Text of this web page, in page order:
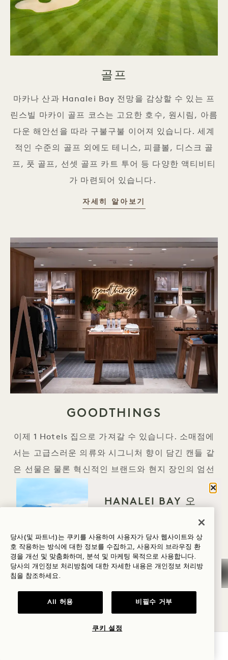
골프
마카나 산과 Hanalei Bay 전망을 감상할 수 있는 프
린스빌 마카이 골프 코스는 고요한 호수, 원시림, 아름
다운 해안선을 따라 구불구불 이어져 있습니다. 세계
적인 수준의 골프 외에도 테니스, 피클볼, 디스크 골
프, 풋 골프, 선셋 골프 카트 투어 등 다양한 액티비티
가 마련되어 있습니다.
자세히 알아보기
GOODTHINGS
이제 1 Hotels 집으로 가져갈 수 있습니다. 소매점에
서는 고급스러운 의류와 시그니처 향이 담긴 캔들 같
은 선물은 물론 혁신적인 브랜드와 현지 장인의 엄선
자세히 알아보기GOODTHINGS
자연과 양육이 있는 곳 1
닫기
HANALEI BAY 오
웰니스
골프
로맨스
당사(및 파트너)는 쿠키를 사용하여 사용자가 당사 웹사이트와 상
호 작용하는 방식에 대한 정보를 수집하고, 사용자의 브라우징 환
경을 개선 및 맞춤화하며, 분석 및 마케팅 목적으로 사용합니다.
당사의 개인정보 처리방침에 대한 자세한 내용은 개인정보 처리방
침을 참조하세요.
All 허용 비필수 거부
쿠키 설정